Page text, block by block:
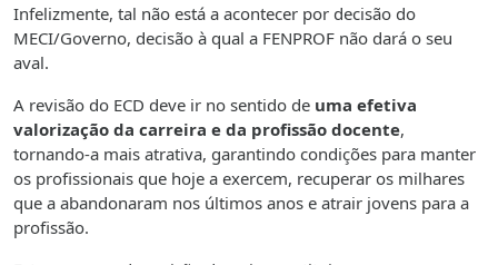
Infelizmente, tal não está a acontecer por decisão do
MECI/Governo, decisão à qual a FENPROF não dará o seu
aval.
A revisão do ECD deve ir no sentido de uma efetiva
valorização da carreira e da profissão docente,
tornando-a mais atrativa, garantindo condições para manter
os profissionais que hoje a exercem, recuperar os milhares
que a abandonaram nos últimos anos e atrair jovens para a
profissão.